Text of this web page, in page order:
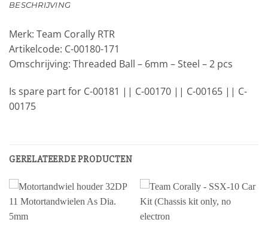
BESCHRIJVING
Merk: Team Corally RTR
Artikelcode: C-00180-171
Omschrijving: Threaded Ball – 6mm – Steel – 2 pcs
Is spare part for C-00181 || C-00170 || C-00165 || C-
00175
GERELATEERDE PRODUCTEN